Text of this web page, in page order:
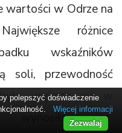
wartości w Odrze na
różnice
wskaźników
soli, przewodność
większa niż w
wynosiła ona
polepszyć doświadczenie
Więcej informacji
Zezwalaj